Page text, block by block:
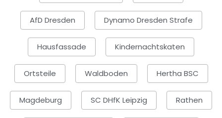
AfD Dresden Dynamo Dresden Strafe
Hausfassade Kindernachtskaten
Ortsteile Waldboden Hertha BSC
Magdeburg SC DHfK Leipzig Rathen